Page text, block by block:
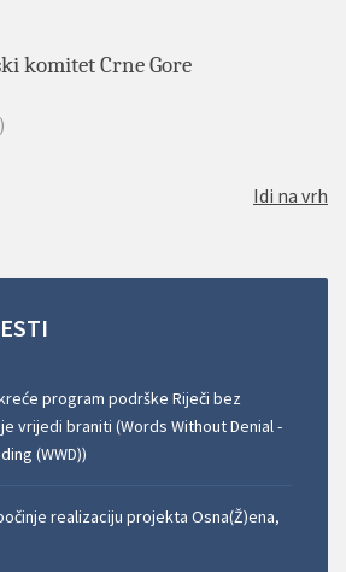
komitet Crne Gore
Idi na vrh
program podrške Riječi bez
vrijedi braniti (Words Without Denial -
(WWD))
realizaciju projekta Osna(Ž)ena,